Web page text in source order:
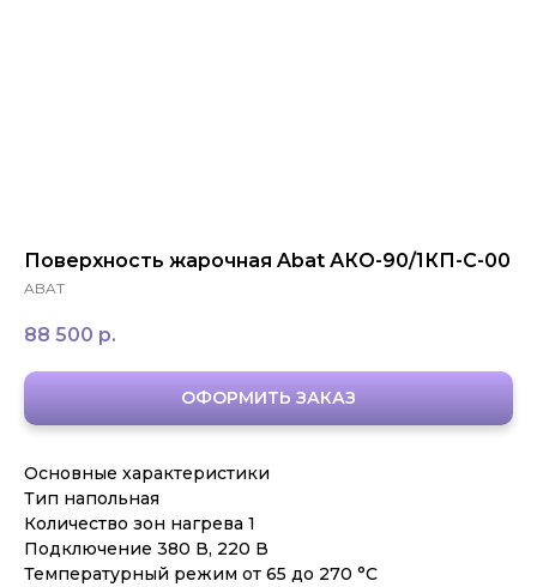
Поверхность жарочная Abat АКО-90/1КП-С-00
ABAT
88 500 р.
ОФОРМИТЬ ЗАКАЗ
Основные характеристики
Тип напольная
Количество зон нагрева 1
Подключение 380 В, 220 В
Температурный режим от 65 до 270 °С